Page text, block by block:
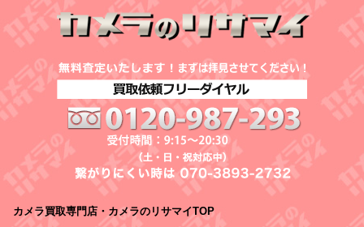
カメラ買取専門店・カメラのリサマイTOP